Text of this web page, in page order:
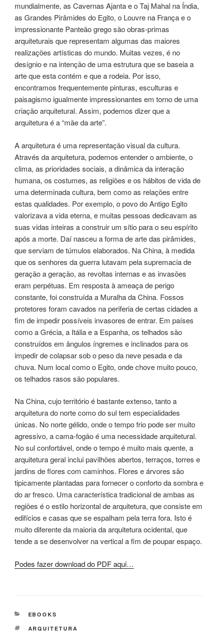
mundialmente, as Cavernas Ajanta e o Taj Mahal na Índia,
as Grandes Pirâmides do Egito, o Louvre na França e o
impressionante Panteão grego são obras-primas
arquiteturais que representam algumas das maiores
realizações artísticas do mundo. Muitas vezes, é no
desígnio e na intenção de uma estrutura que se baseia a
arte que esta contém e que a rodeia. Por isso,
encontramos frequentemente pinturas, esculturas e
paisagismo igualmente impressionantes em torno de uma
criação arquitetural. Assim, podemos dizer que a
arquitetura é a “mãe da arte”.
A arquitetura é uma representação visual da cultura.
Através da arquitetura, podemos entender o ambiente, o
clima, as prioridades sociais, a dinâmica da interação
humana, os costumes, as religiões e os hábitos de vida de
uma determinada cultura, bem como as relações entre
estas qualidades. Por exemplo, o povo do Antigo Egito
valorizava a vida eterna, e muitas pessoas dedicavam as
suas vidas inteiras a construir um sítio para o seu espírito
após a morte. Daí nasceu a forma de arte das pirâmides,
que serviam de túmulos elaborados. Na China, à medida
que os senhores da guerra lutavam pela supremacia de
geração a geração, as revoltas internas e as invasões
eram perpétuas. Em resposta à ameaça de perigo
constante, foi construída a Muralha da China. Fossos
protetores foram cavados na periferia de certas cidades a
fim de impedir possíveis invasores de entrar. Em países
como a Grécia, a Itália e a Espanha, os telhados são
construídos em ângulos íngremes e inclinados para os
impedir de colapsar sob o peso da neve pesada e da
chuva. Num local como o Egito, onde chove muito pouco,
os telhados rasos são populares.
Na China, cujo território é bastante extenso, tanto a
arquitetura do norte como do sul tem especialidades
únicas. No norte gélido, onde o tempo frio pode ser muito
agressivo, a cama-fogão é uma necessidade arquitetural.
No sul confortável, onde o tempo é muito mais quente, a
arquitetura geral inclui pavilhões abertos, terraços, torres e
jardins de flores com caminhos. Flores e árvores são
tipicamente plantadas para fornecer o conforto da sombra e
do ar fresco. Uma característica tradicional de ambas as
regiões é o estilo horizontal de arquitetura, que consiste em
edifícios e casas que se espalham pela terra fora. Isto é
muito diferente da maioria da arquitetura ocidental, que
tende a se desenvolver na vertical a fim de poupar espaço.
Podes fazer download do PDF aqui…
EBOOKS
ARQUITETURA